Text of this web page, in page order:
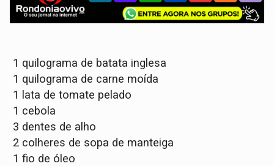
1 quilograma de batata inglesa
1 quilograma de carne moída
1 lata de tomate pelado
1 cebola
3 dentes de alho
2 colheres de sopa de manteiga
1 fio de óleo